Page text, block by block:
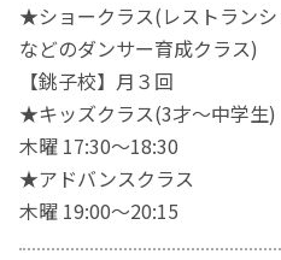
★ショークラス(レストラン
などのダンサー育成クラス)
【銚子校】月３回
★キッズクラス(3才〜中学生)
木曜 17:30〜18:30
★アドバンスクラス
木曜 19:00〜20:15